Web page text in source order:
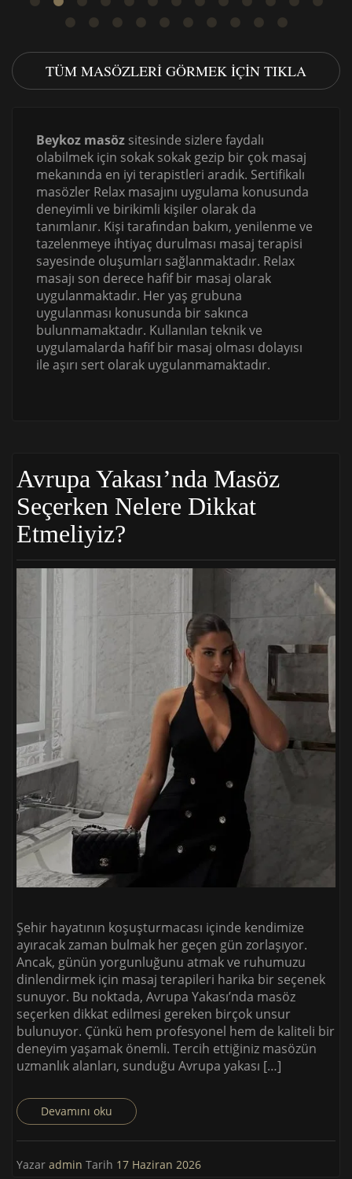
TÜM MASÖZLERI GÖRMEK IÇIN TIKLA
Beykoz masöz sitesinde sizlere faydalı
olabilmek için sokak sokak gezip bir çok masaj
mekanında en iyi terapistleri aradık. Sertifikalı
masözler Relax masajını uygulama konusunda
deneyimli ve birikimli kişiler olarak da
tanımlanır. Kişi tarafından bakım, yenilenme ve
tazelenmeye ihtiyaç durulması masaj terapisi
sayesinde oluşumları sağlanmaktadır. Relax
masajı son derece hafif bir masaj olarak
uygulanmaktadır. Her yaş grubuna
uygulanması konusunda bir sakınca
bulunmamaktadır. Kullanılan teknik ve
uygulamalarda hafif bir masaj olması dolayısı
ile aşırı sert olarak uygulanmamaktadır.
Avrupa Yakası’nda Masöz
Seçerken Nelere Dikkat
Etmeliyiz?
Şehir hayatının koşuşturmacası içinde kendimize
ayıracak zaman bulmak her geçen gün zorlaşıyor.
Ancak, günün yorgunluğunu atmak ve ruhumuzu
dinlendirmek için masaj terapileri harika bir seçenek
sunuyor. Bu noktada, Avrupa Yakası’nda masöz
seçerken dikkat edilmesi gereken birçok unsur
bulunuyor. Çünkü hem profesyonel hem de kaliteli bir
deneyim yaşamak önemli. Tercih ettiğiniz masözün
uzmanlık alanları, sunduğu Avrupa yakası […]
Devamını oku
Yazar admin Tarih 17 Haziran 2026